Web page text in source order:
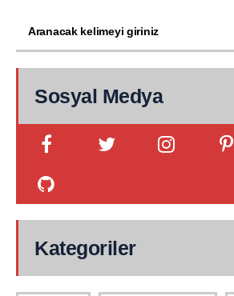
Sosyal Medya
Kategoriler